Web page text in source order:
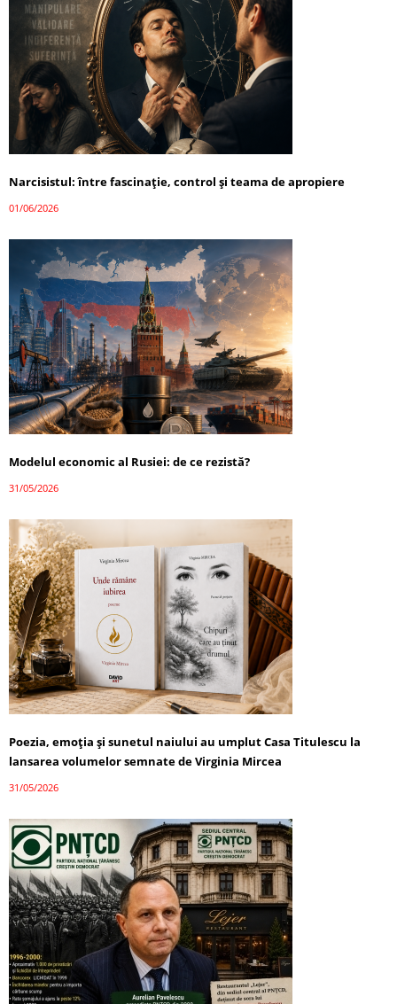
Narcisistul: între fascinație, control și teama de apropiere
01/06/2026
Modelul economic al Rusiei: de ce rezistă?
31/05/2026
Poezia, emoția și sunetul naiului au umplut Casa Titulescu la
lansarea volumelor semnate de Virginia Mircea
31/05/2026